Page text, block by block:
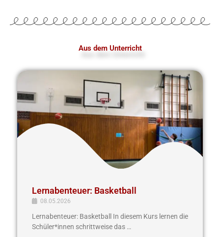
Aus dem Unterricht
Basketball
Lernabenteuer: Basketball
08.05.2026
Lernabenteuer: Basketball In diesem Kurs lernen die
Schüler*innen schrittweise das …